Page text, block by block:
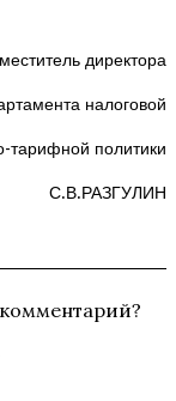
директора
налоговой
тарифной политики
С.В.РАЗГУЛИН